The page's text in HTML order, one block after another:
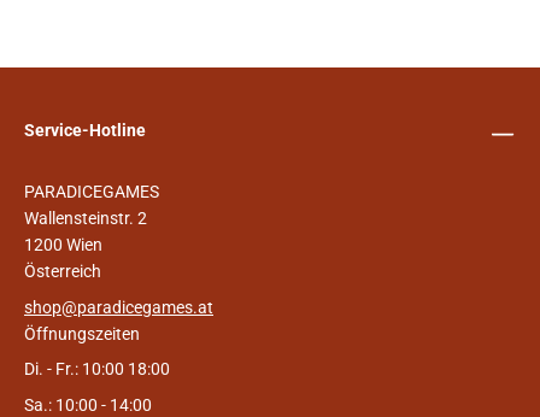
Service-Hotline
PARADICEGAMES
Wallensteinstr. 2
1200 Wien
Österreich
shop@paradicegames.at
Öffnungszeiten
Di. - Fr.: 10:00 18:00
Sa.: 10:00 - 14:00